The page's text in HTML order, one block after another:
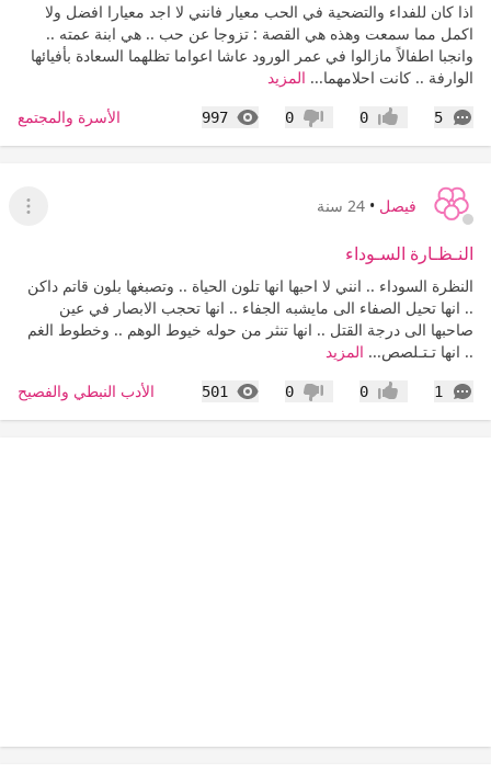
اذا كان للفداء والتضحية في الحب معيار فانني لا اجد معيارا افضل ولا
اكمل مما سمعت وهذه هي القصة : تزوجا عن حب .. هي ابنة عمته ..
وانجبا اطفالاً مازالوا في عمر الورود عاشا اعواما تظلهما السعادة بأفيائها
الوارفة .. كانت احلامهما... المزيد
5
التعليقات إعجاب0 عدم إعجاب
0
997
المشاهدات الأسرة والمجتمع
فيصل • 24 سنة
عرض
النـظـارة السـوداء
النظرة السوداء .. انني لا احبها انها تلون الحياة .. وتصبغها بلون قاتم داكن
.. انها تحيل الصفاء الى مايشبه الجفاء .. انها تحجب الابصار في عين
صاحبها الى درجة القتل .. انها تنثر من حوله خيوط الوهم .. وخطوط الغم
.. انها تـتـلصص... المزيد
1
التعليقات إعجاب0 عدم إعجاب
0
501
المشاهدات الأدب النبطي والفصيح